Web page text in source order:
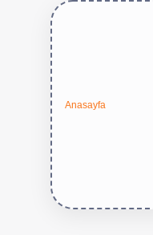
Anasayfa